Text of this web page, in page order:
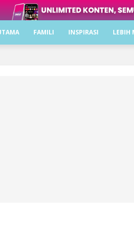
FAMILI INSPIRASI LEBIH